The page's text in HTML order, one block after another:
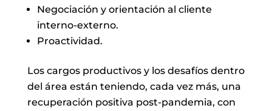
Negociación y orientación al cliente
interno-externo.
Proactividad.
Los cargos productivos y los desafíos dentro
del área están teniendo, cada vez más, una
recuperación positiva post-pandemia, con